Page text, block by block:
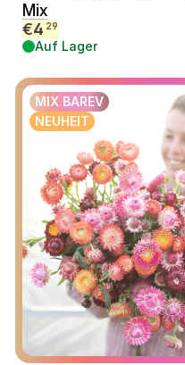
Mix
€4 29
Auf Lager
MIX BAREV
NEUHEIT